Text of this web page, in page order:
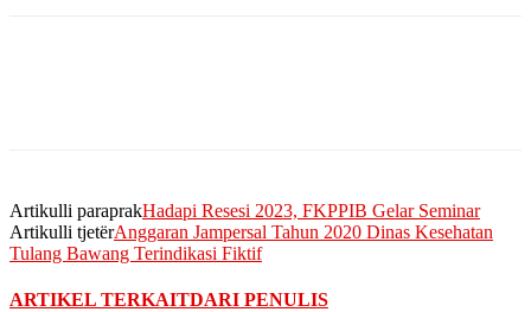
Artikulli paraprakHadapi Resesi 2023, FKPPIB Gelar Seminar
Artikulli tjetërAnggaran Jampersal Tahun 2020 Dinas Kesehatan
Tulang Bawang Terindikasi Fiktif
ARTIKEL TERKAITDARI PENULIS